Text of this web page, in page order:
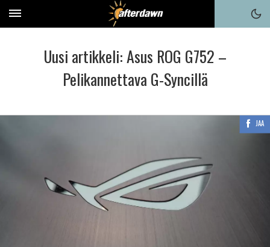
Uusi artikkeli: Asus ROG G752 –
Pelikannettava G-Syncillä
JAA